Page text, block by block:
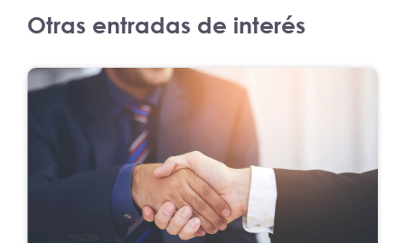
Otras entradas de interés